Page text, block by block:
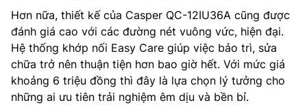
Hơn nữa, thiết kế của Casper QC-12IU36A cũng được
đánh giá cao với các đường nét vuông vức, hiện đại.
Hệ thống khớp nối Easy Care giúp việc bảo trì, sửa
chữa trở nên thuận tiện hơn bao giờ hết. Với mức giá
khoảng 6 triệu đồng thì đây là lựa chọn lý tưởng cho
những ai ưu tiên trải nghiệm êm dịu và bền bỉ.